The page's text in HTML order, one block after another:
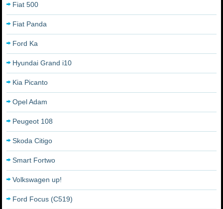
Fiat 500
Fiat Panda
Ford Ka
Hyundai Grand i10
Kia Picanto
Opel Adam
Peugeot 108
Skoda Citigo
Smart Fortwo
Volkswagen up!
Ford Focus (C519)